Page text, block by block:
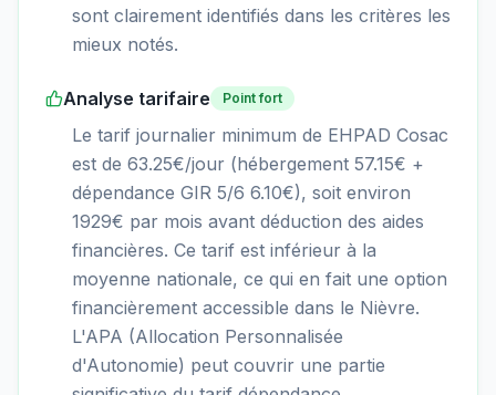
sont clairement identifiés dans les critères les
mieux notés.
Analyse tarifaire Point fort
Le tarif journalier minimum de EHPAD Cosac
est de 63.25€/jour (hébergement 57.15€ +
dépendance GIR 5/6 6.10€), soit environ
1929€ par mois avant déduction des aides
financières. Ce tarif est inférieur à la
moyenne nationale, ce qui en fait une option
financièrement accessible dans le Nièvre.
L'APA (Allocation Personnalisée
d'Autonomie) peut couvrir une partie